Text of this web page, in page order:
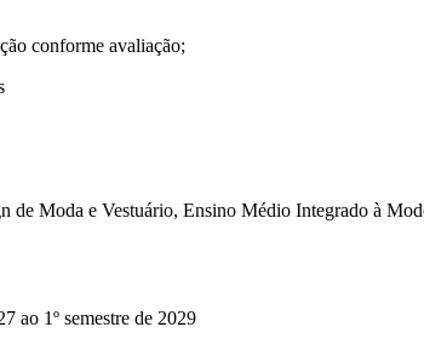
conforme avaliação;
de Moda e Vestuário, Ensino Médio Integrado à
ao 1º semestre de 2029